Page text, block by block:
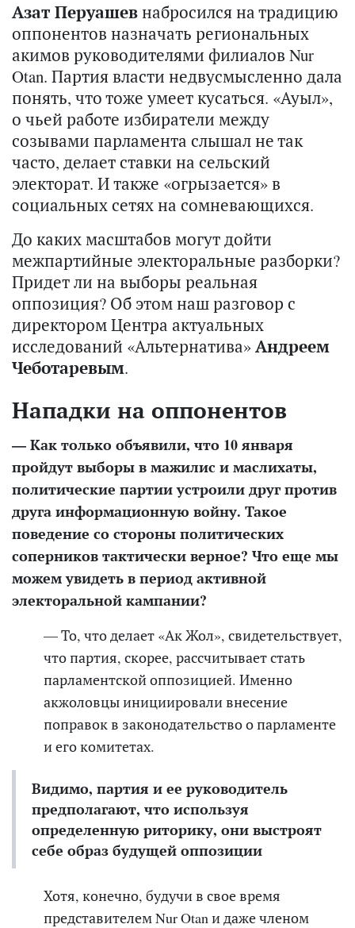
Азат Перуашевнабросился на традицию
оппонентов назначать региональных
акимов руководителями филиалов Nur
Otan. Партия власти недвусмысленно дала
понять, что тоже умеет кусаться. «Ауыл»,
о чьей работе избиратели между
созывами парламента слышал не так
часто, делает ставки на сельский
электорат. И также «огрызается» в
социальных сетях на сомневающихся.
До каких масштабов могут дойти
межпартийные электоральные разборки?
Придет ли на выборы реальная
оппозиция? Об этом наш разговор с
директором Центра актуальных
исследований «Альтернатива» Андреем
Чеботаревым.
Нападки на оппонентов
— Как только объявили, что 10 января
пройдут выборы в мажилис и маслихаты,
политические партии устроили друг против
друга информационную войну. Такое
поведение со стороны политических
соперников тактически верное? Что еще мы
можем увидеть в период активной
электоральной кампании?
— То, что делает «Ак Жол», свидетельствует,
что партия, скорее, рассчитывает стать
парламентской оппозицией. Именно
акжоловцы инициировали внесение
поправок в законодательство о парламенте
и его комитетах.
Видимо, партия и ее руководитель
предполагают, что используя
определенную риторику, они выстроят
себе образ будущей оппозиции
Хотя, конечно, будучи в свое время
представителем Nur Otan и даже членом